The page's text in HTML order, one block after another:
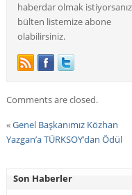
haberdar olmak
bülten listemize abone
olabilirsiniz.
Comments are closed.
«Genel Başkanımız Közhan
Yazgan’a TÜRKSOY’dan Ödül
Son Haberler